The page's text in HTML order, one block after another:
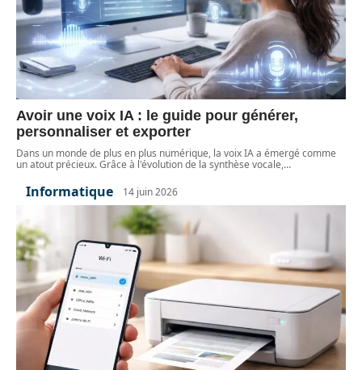
Avoir une voix IA : le guide pour générer,
personnaliser et exporter
Dans un monde de plus en plus numérique, la voix IA a émergé comme
un atout précieux. Grâce à l'évolution de la synthèse vocale,…
Informatique 14 juin 2026